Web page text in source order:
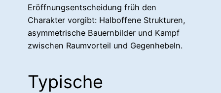
Eröffnungsentscheidung früh den
Charakter vorgibt: Halboffene Strukturen,
asymmetrische Bauernbilder und Kampf
zwischen Raumvorteil und Gegenhebeln.
Typische